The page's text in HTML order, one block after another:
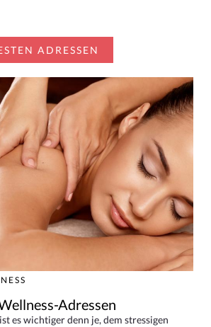
ADRESSEN
Adressen
es wichtiger denn je, dem stressigen